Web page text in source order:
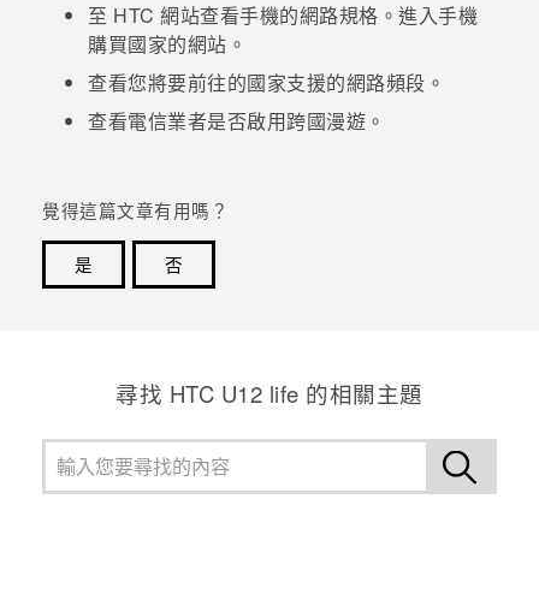
焦點訊息
企業採購
銷售門市
銷售通路
支援服務
VIVELAND
至 HTC 網站查看手機的網路規格。進入手機
購買國家的網站。
查看您將要前往的國家支援的網路頻段。
查看電信業者是否啟用跨國漫遊。
覺得這篇文章有用嗎？
是
否
尋找 HTC U12 life 的相關主題